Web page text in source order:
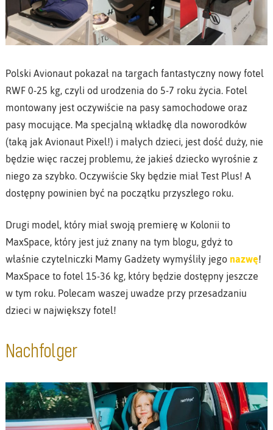
Polski Avionaut pokazał na targach fantastyczny nowy fotel
RWF 0-25 kg, czyli od urodzenia do 5-7 roku życia. Fotel
montowany jest oczywiście na pasy samochodowe oraz
pasy mocujące. Ma specjalną wkładkę dla noworodków
(taką jak Avionaut Pixel!) i małych dzieci, jest dość duży, nie
będzie więc raczej problemu, że jakieś dziecko wyrośnie z
niego za szybko. Oczywiście Sky będzie miał Test Plus! A
dostępny powinien być na początku przyszłego roku.
Drugi model, który miał swoją premierę w Kolonii to
MaxSpace, który jest już znany na tym blogu, gdyż to
właśnie czytelniczki Mamy Gadżety wymyśliły jego nazwę!
MaxSpace to fotel 15-36 kg, który będzie dostępny jeszcze
w tym roku. Polecam waszej uwadze przy przesadzaniu
dzieci w największy fotel!
Nachfolger